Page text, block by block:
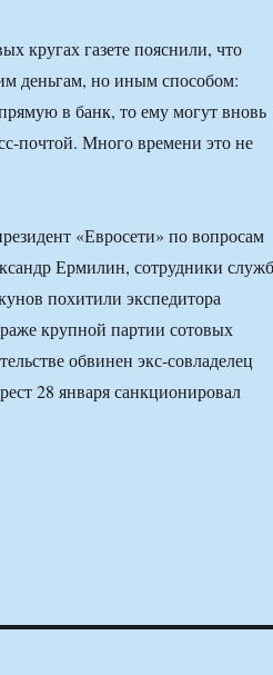
кругах газете пояснили, что
деньгам, но иным способом:
в банк, то ему могут вновь
почтой. Много времени это не
«Евросети» по вопросам
Ермилин, сотрудники
похитили экспедитора
крупной партии сотовых
обвинен экс-совладелец
28 января санкционировал